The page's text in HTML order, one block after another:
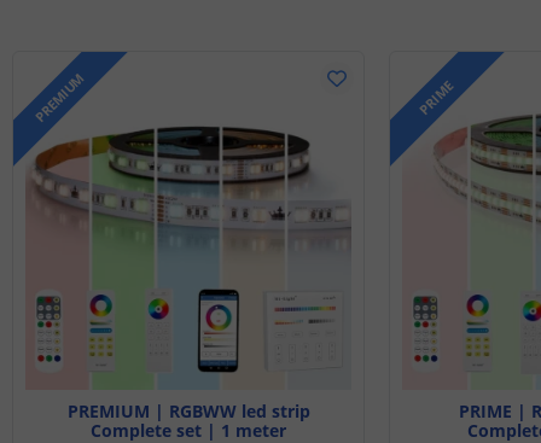
PREMIUM
PREMIUM | RGBWW led strip
Complete set | 1 meter
PRIME
PRIME |